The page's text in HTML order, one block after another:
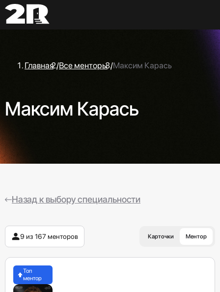
Главная /Все менторы /Максим Карась
Максим Карась
Назад к выбору специальности
9 из 167 менторов Карточки Ментор
Топ
ментор